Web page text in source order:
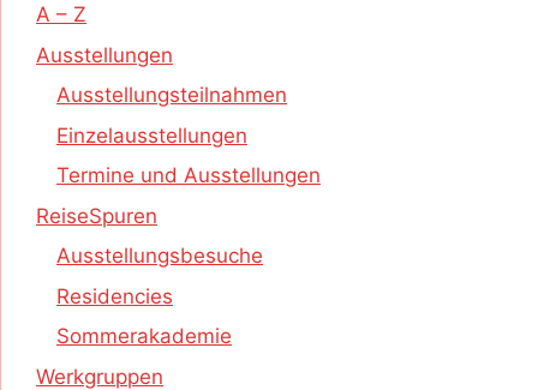
A – Z
Ausstellungen
Ausstellungsteilnahmen
Einzelausstellungen
Termine und Ausstellungen
ReiseSpuren
Ausstellungsbesuche
Residencies
Sommerakademie
Werkgruppen